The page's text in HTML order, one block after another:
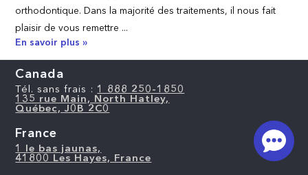
orthodontique. Dans la majorité des traitements, il nous fait
plaisir de vous remettre ...
En savoir plus »
Canada
Tél. sans frais : 1 888 250-1850
135 rue Main, North Hatley,
Québec, J0B 2C0
France
1 le bas jaunas,
41800 Les Hayes, France